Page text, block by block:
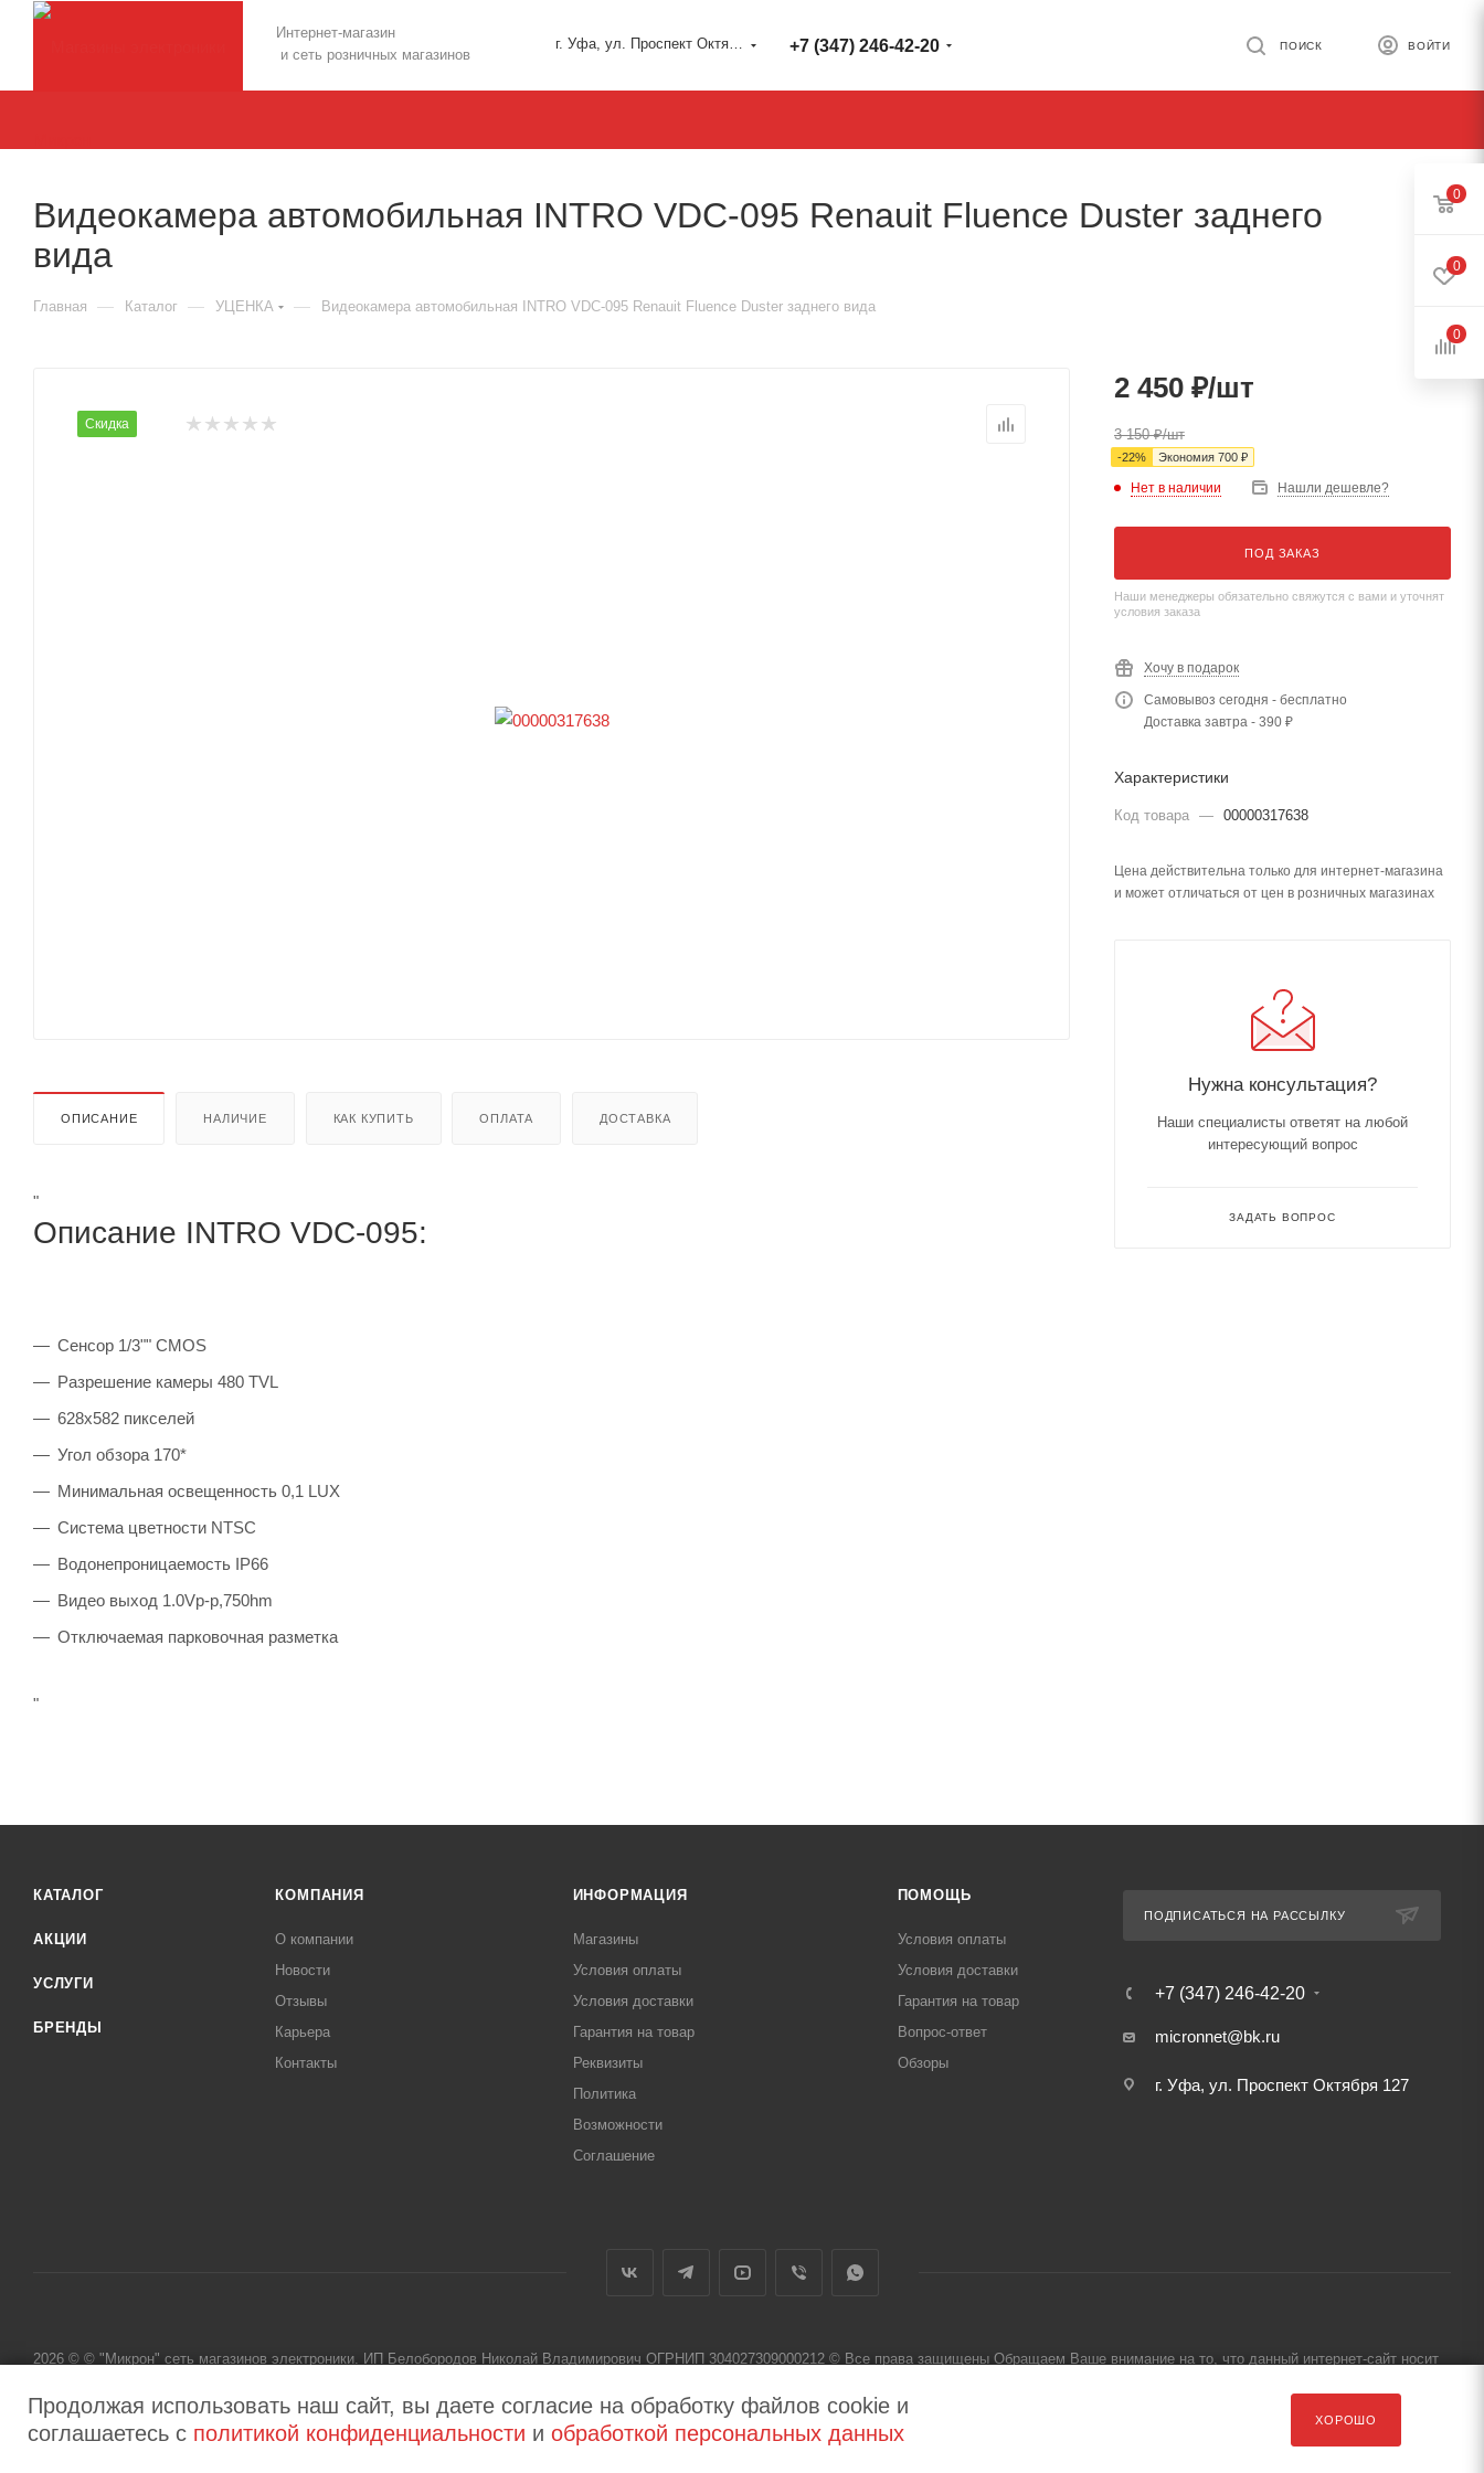
Интернет-магазин
и сеть розничных магазинов
г. Уфа, ул. Проспект Октября 127 +7 (347) 246-42-20 ВОЙТИ
ПОИСК
Видеокамера автомобильная INTRO VDC-095 Renauit Fluence Duster заднего
вида
Главная — Каталог — УЦЕНКА — Видеокамера автомобильная INTRO VDC-095 Renauit Fluence Duster заднего вида
Скидка
ОПИСАНИЕ НАЛИЧИЕ КАК КУПИТЬ ОПЛАТА ДОСТАВКА
"
Описание INTRO VDC-095:
Сенсор 1/3"" CMOS
Разрешение камеры 480 TVL
628х582 пикселей
Угол обзора 170*
Минимальная освещенность 0,1 LUX
Система цветности NTSC
Водонепроницаемость IP66
Видео выход 1.0Vp-p,750hm
Отключаемая парковочная разметка
"
2 450 ₽/шт
3 150₽/шт
-22% Экономия 700 ₽
Нет в наличии Нашли дешевле?
ПОД ЗАКАЗ
Наши менеджеры обязательно свяжутся с вами и уточнят
условия заказа
Хочу в подарок
Самовывоз сегодня - бесплатно
Доставка завтра - 390 ₽
Характеристики
Код товара — 00000317638
Цена действительна только для интернет-магазина
и может отличаться от цен в розничных магазинах
Нужна консультация?
Наши специалисты ответят на любой
интересующий вопрос
ЗАДАТЬ ВОПРОС
КАТАЛОГ
АКЦИИ
УСЛУГИ
БРЕНДЫ
КОМПАНИЯ
О компании
Новости
Отзывы
Карьера
Контакты
ИНФОРМАЦИЯ
Магазины
Условия оплаты
Условия доставки
Гарантия на товар
Реквизиты
Политика
Возможности
Соглашение
ПОМОЩЬ
Условия оплаты
Условия доставки
Гарантия на товар
Вопрос-ответ
Обзоры
ПОДПИСАТЬСЯ НА РАССЫЛКУ
+7 (347) 246-42-20
micronnet@bk.ru
г. Уфа, ул. Проспект Октября 127
2026 © © "Микрон" сеть магазинов электроники. ИП Белобородов Николай Владимирович ОГРНИП 304027309000212 © Все права защищены Обращаем Ваше внимание на то, что данный интернет-сайт носит
0
0
0
Продолжая использовать наш сайт, вы даете согласие на обработку файлов cookie и
соглашаетесь с политикой конфиденциальности и обработкой персональных данных
ХОРОШО